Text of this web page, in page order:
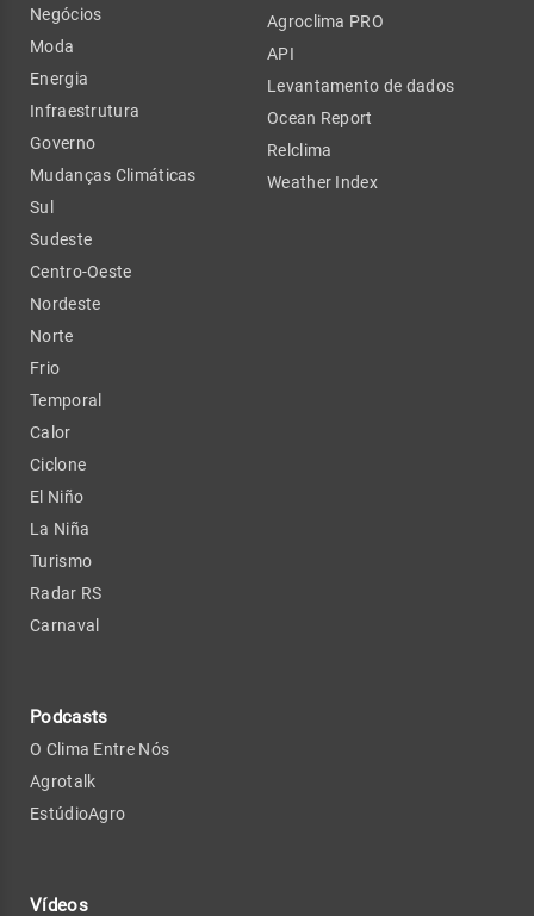
Negócios
Moda
Energia
Infraestrutura
Governo
Mudanças Climáticas
Sul
Sudeste
Centro-Oeste
Nordeste
Norte
Frio
Temporal
Calor
Ciclone
El Niño
La Niña
Turismo
Radar RS
Carnaval
Podcasts
O Clima Entre Nós
Agrotalk
EstúdioAgro
Vídeos
Agroclima PRO
API
Levantamento de dados
Ocean Report
Relclima
Weather Index